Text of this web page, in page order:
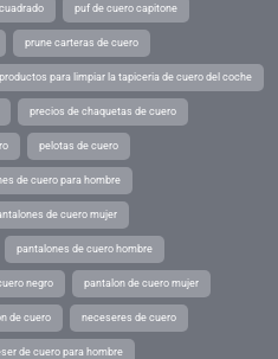
puf de cuero capitone
prune carteras de cuero
productos para limpiar la tapiceria de cuero del coche
precios de chaquetas de cuero
pelotas de cuero
de cuero para hombre
de cuero mujer
pantalones de cuero hombre
negro pantalon de cuero mujer
de cuero neceseres de cuero
de cuero para hombre